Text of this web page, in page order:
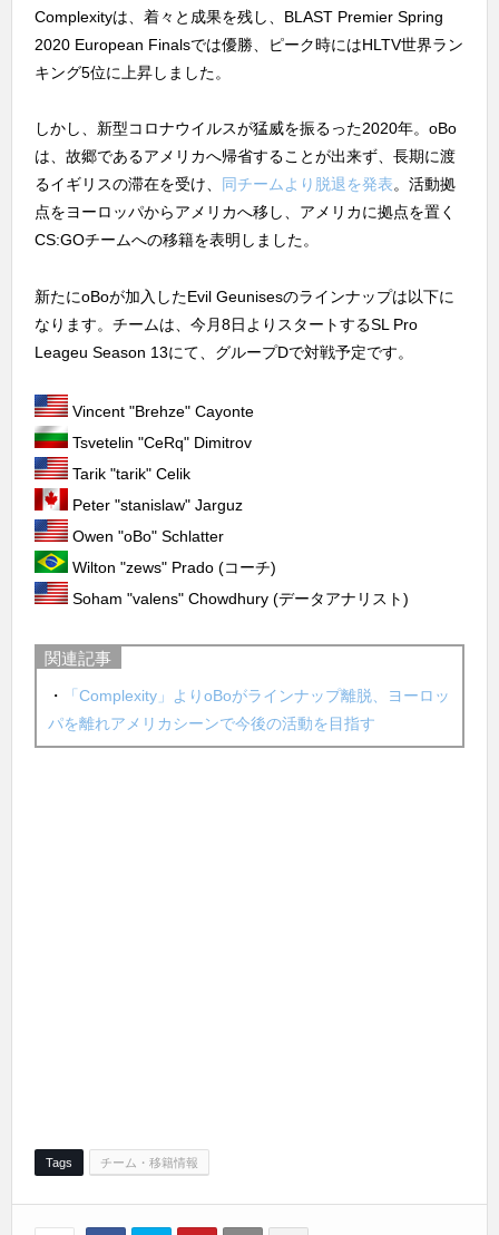
Complexityは、着々と成果を残し、BLAST Premier Spring
2020 European Finalsでは優勝、ピーク時にはHLTV世界ラン
キング5位に上昇しました。
しかし、新型コロナウイルスが猛威を振るった2020年。oBo
は、故郷であるアメリカへ帰省することが出来ず、長期に渡
るイギリスの滞在を受け、
同チームより脱退を発表。活動拠
点をヨーロッパからアメリカへ移し、アメリカに拠点を置く
CS:GOチームへの移籍を表明しました。
新たにoBoが加入したEvil Geunisesのラインナップは以下に
なります。チームは、今月8日よりスタートするSL Pro
Leageu Season 13にて、グループDで対戦予定です。
Vincent "Brehze" Cayonte
Tsvetelin "CeRq" Dimitrov
Tarik "tarik" Celik
Peter "stanislaw" Jarguz
Owen "⁠oBo⁠" Schlatter
Wilton "zews" Prado (コーチ)
Soham "valens" Chowdhury (データアナリスト)
関連記事
・
「Complexity」よりoBoがラインナップ離脱、ヨーロッ
パを離れアメリカシーンで今後の活動を目指す
Tags チーム・移籍情報